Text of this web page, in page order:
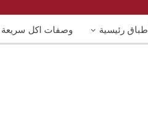
أطباق رئيسية وصفات اكل سريعة